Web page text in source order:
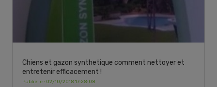
Chiens et gazon synthetique comment nettoyer et
entretenir efficacement !
Publié le : 02/10/2018 17:28:08